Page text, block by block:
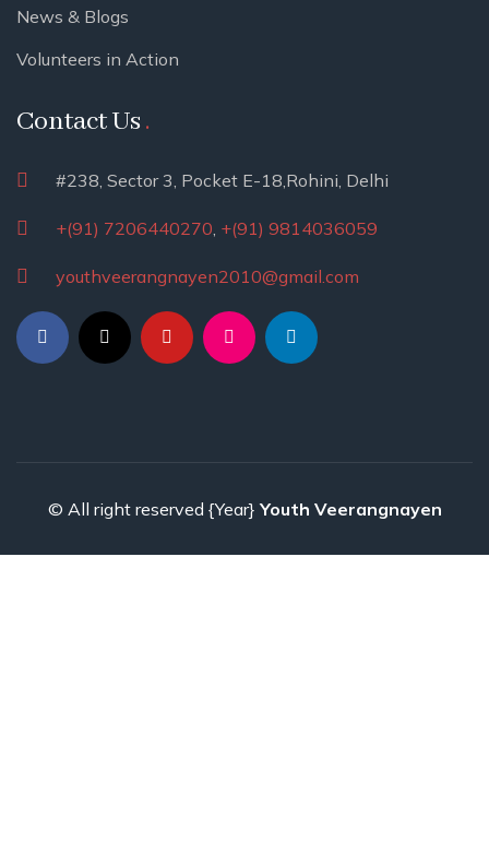
News & Blogs
Volunteers in Action
Contact Us
#238, Sector 3, Pocket E-18,Rohini, Delhi
+(91) 7206440270 +(91) 9814036059
youthveerangnayen2010@gmail.com
© All right reserved {Year} Youth Veerangnayen